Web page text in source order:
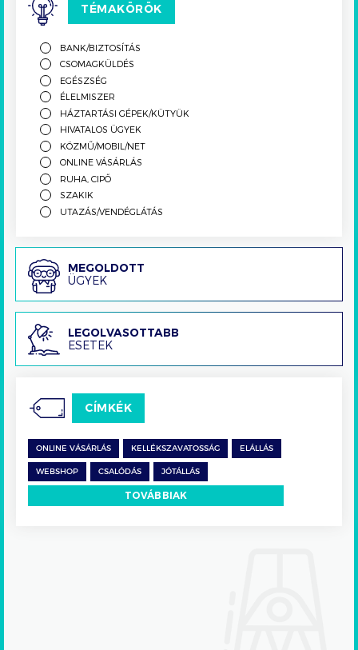
TÉMAKÖRÖK
BANK/BIZTOSÍTÁS
CSOMAGKÜLDÉS
EGÉSZSÉG
ÉLELMISZER
HÁZTARTÁSI GÉPEK/KÜTYÜK
HIVATALOS ÜGYEK
KÖZMŰ/MOBIL/NET
ONLINE VÁSÁRLÁS
RUHA, CIPŐ
SZAKIK
UTAZÁS/VENDÉGLÁTÁS
Megoldott
ügyek
MEGOLDOTT
ÜGYEK
Legolvasottabb
esetek
LEGOLVASOTTABB
ESETEK
CÍMKÉK
ONLINE VÁSÁRLÁS KELLÉKSZAVATOSSÁG ELÁLLÁS
WEBSHOP CSALÓDÁS JÓTÁLLÁS
TOVÁBBIAK